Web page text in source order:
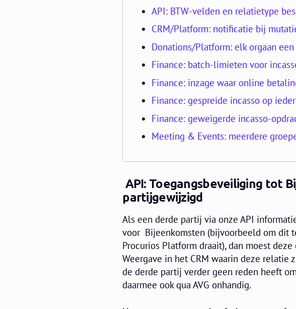
API: BTW-velden en relatietype
CRM/Platform: notificatie bij
Donations/Platform: elk orgaan
Finance: batch-limieten voor
Finance: inzage waar online
Finance: gespreide incasso op
Finance: geweigerde incasso-
Meeting & Events: meerdere
API: Toegangsbeveiliging tot
partijgewijzigd
Als een derde partij via onze API
voor Bijeenkomsten (bijvoorbeeld om dit
Procurios Platform draait), dan moest
Weergave in het CRM waarin deze
de derde partij verder geen reden heeft
daarmee ook qua AVG onhandig.